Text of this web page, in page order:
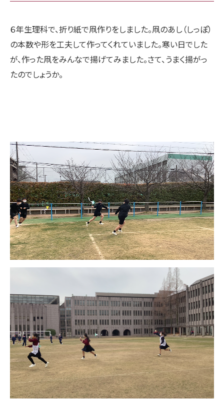
６年生理科で、折り紙で凧作りをしました。凧のあし（しっぽ）
の本数や形を工夫して作ってくれていました。寒い日でした
が、作った凧をみんなで揚げてみました。さて、うまく揚がっ
たのでしょうか。